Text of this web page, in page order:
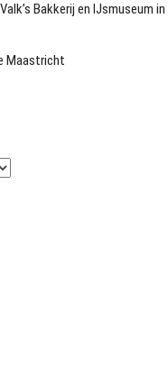
Bakkerij en IJsmuseum in
Maastricht